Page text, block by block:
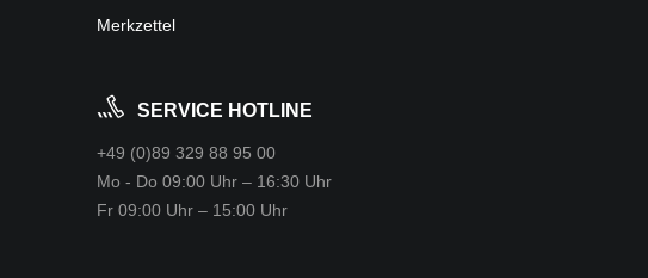
Merkzettel
SERVICE HOTLINE
+49 (0)89 329 88 95 00
Mo - Do 09:00 Uhr – 16:30 Uhr
Fr 09:00 Uhr – 15:00 Uhr